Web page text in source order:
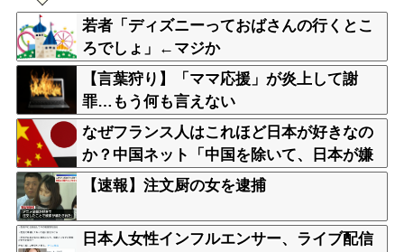
若者「ディズニーっておばさんの行くとこ
ろでしょ」←マジか
【言葉狩り】「ママ応援」が炎上して謝
罪…もう何も言えない
なぜフランス人はこれほど日本が好きなの
か？中国ネット「中国を除いて、日本が嫌
いな国なんてない」
【速報】注文厨の女を逮捕
日本人女性インフルエンサー、ライブ配信